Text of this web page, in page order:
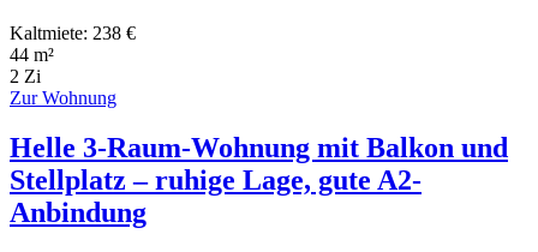
Kaltmiete: 238 €
44 m²
2 Zi
Zur Wohnung
Helle 3-Raum-Wohnung mit Balkon und
Stellplatz – ruhige Lage, gute A2-
Anbindung